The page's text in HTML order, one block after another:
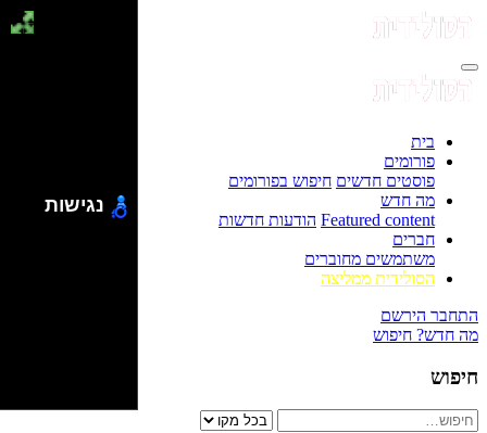
בית
פורומים
פוסטים חדשים חיפוש בפורומים
מה חדש
Featured content הודעות חדשות
חברים
משתמשים מחוברים
הסולידית ממליצה
התחבר הירשם
מה חדש? חיפוש
חיפוש
נגישות